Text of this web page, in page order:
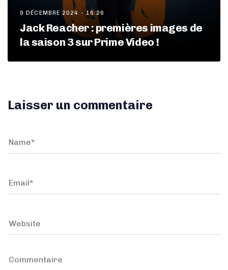
9 DÉCEMBRE 2024 - 16:26
Jack Reacher : premières images de
la saison 3 sur Prime Video !
Laisser un commentaire